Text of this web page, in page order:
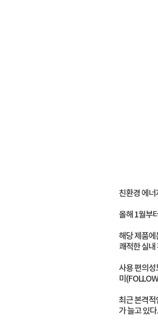
친환경 에
올해 1월부
해당 제품에
쾌적한 실내
사용 편의성
미
최근 본격적
가 늘고 있다.